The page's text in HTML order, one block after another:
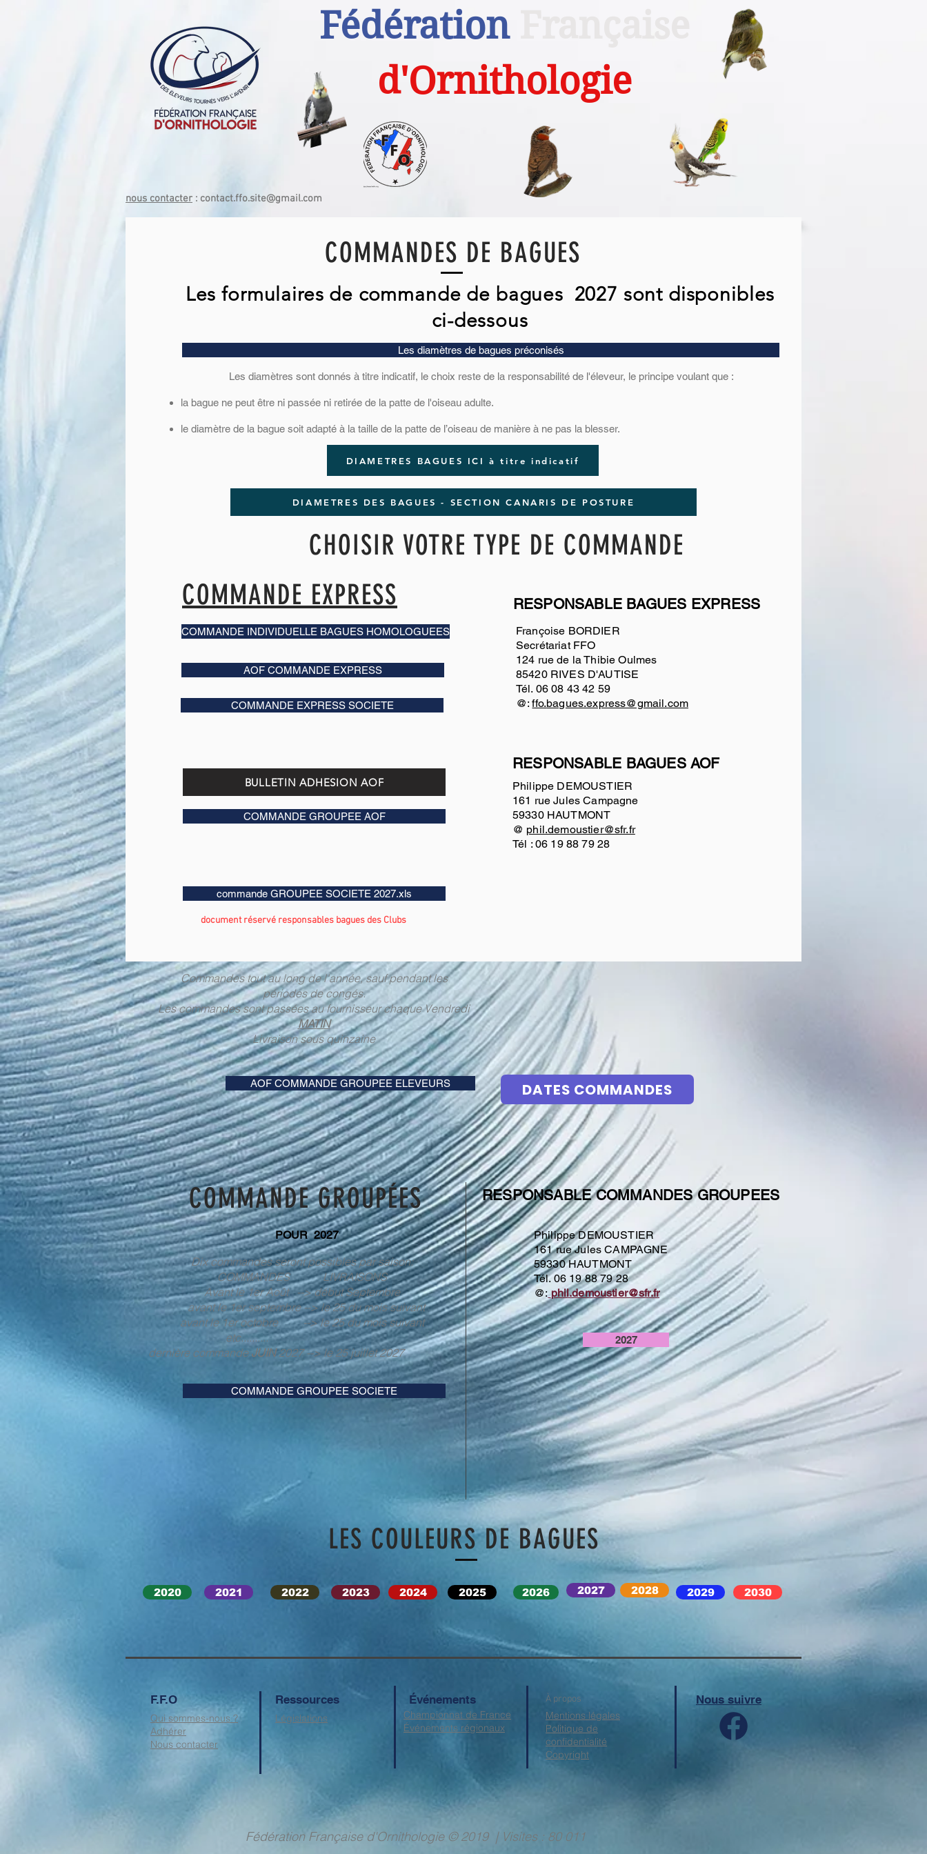
Fédération
d'Ornithologie
nous contacter : contact.ffo.site@gmail.com
COMMANDES DE BAGUES
Les diamètres de bagues préconisés
Les formulaires de commande de bagues 2027 sont disponibles
ci-dessous
DIAMETRES BAGUES ICI à titre indicatif
Les diamètres sont donnés à titre indicatif, le choix reste de la responsabilité de l'éleveur, le principe voulant que :
la bague ne peut être ni passée ni retirée de la patte de l'oiseau adulte.
le diamètre de la bague soit adapté à la taille de la patte de l’oiseau de manière à ne pas la blesser.
DIAMETRES DES BAGUES - SECTION CANARIS DE POSTURE
CHOISIR VOTRE TYPE DE COMMANDE
COMMANDE EXPRESS
COMMANDE INDIVIDUELLE BAGUES HOMOLOGUEES
RESPONSABLE BAGUES EXPRESS
Françoise BORDIER
Secrétariat FFO
124 rue de la Thibie Oulmes
85420 RIVES D'AUTISE
Tél. 06 08 43 42 59
@:ffo.bagues.express@gmail.com
AOF COMMANDE EXPRESS
COMMANDE EXPRESS SOCIETE
BULLETIN ADHESION AOF
COMMANDE GROUPEE AOF
RESPONSABLE BAGUES AOF
Philippe DEMOUSTIER
161 rue Jules Campagne
59330 HAUTMONT
@ phil.demoustier@sfr.fr
Tél : 06 19 88 79 28
commande GROUPEE SOCIETE 2027.xls
document réservé responsables bagues des Clubs
Commandes tout au long de l'année, sauf pendant les
périodes de congés.​
Les commandes sont passées au fournisseur chaque Vendredi
MATIN
Livraison sous quinzaine
AOF COMMANDE GROUPEE ELEVEURS DATES COMMANDES
COMMANDEGROUPÉES
POUR2027
Dix commandes seront possibles par saison:
COMMANDES LIVRAISONS
Avant le 1er Août --> début Septembre
avant le 1er septembre --> le 25 du mois suivant
avant le 1er octobre --> le 25 du mois suivant
etc..........
dernière commande JUIN2027 --> le 25 juillet 2027
COMMANDE GROUPEE SOCIETE
RESPONSABLE COMMANDES GROUPEES
Philippe DEMOUSTIER
161 rue Jules CAMPAGNE
59330 HAUTMONT
Tél. 06 19 88 79 28
@: phil.demoustier@sfr.fr
2027
LES COULEURS DE BAGUES
2020 2021 2022 2023 2024 2025 2026 2027 2028 2029 2030
F.F.O
Qui sommes-nous ?
Adhérer
Nous contacter
Ressources
Législations
Événements
Championnat de France
Événements régionaux
À propos
Mentions légales
Politique de
confidentialité
Copyright
Nous suivre
Fédération Française d'Ornithologie © 2019 | Visites : 80 011